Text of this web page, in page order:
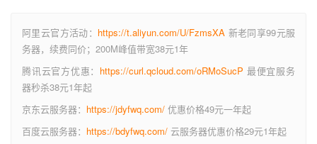
阿里云官方活动： https://t.aliyun.com/U/FzmsXA 新老同享99元服
务器，续费同价；200M峰值带宽38元1年
腾讯云官方优惠： https://curl.qcloud.com/oRMoSucP 最便宜服务
器秒杀38元1年起
京东云服务器： https://jdyfwq.com/ 优惠价格49元一年起
百度云服务器： https://bdyfwq.com/ 云服务器优惠价格29元1年起